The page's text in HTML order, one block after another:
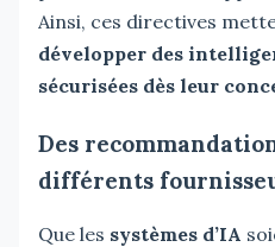
Ainsi, ces directives
développer des
sécurisées dès leur
Des
différents
Que les systèmes d’IA